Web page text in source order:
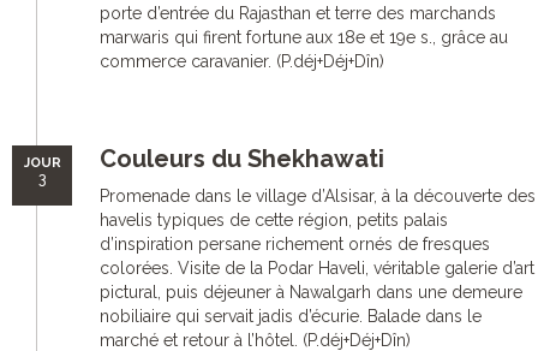
porte d’entrée du Rajasthan et terre des marchands
marwaris qui firent fortune aux 18e et 19e s., grâce au
commerce caravanier. (P.déj+Déj+Dîn)
JOUR
3
Couleurs du Shekhawati
Promenade dans le village d’Alsisar, à la découverte des
havelis typiques de cette région, petits palais
d’inspiration persane richement ornés de fresques
colorées. Visite de la Podar Haveli, véritable galerie d’art
pictural, puis déjeuner à Nawalgarh dans une demeure
nobiliaire qui servait jadis d’écurie. Balade dans le
marché et retour à l’hôtel. (P.déj+Déj+Dîn)